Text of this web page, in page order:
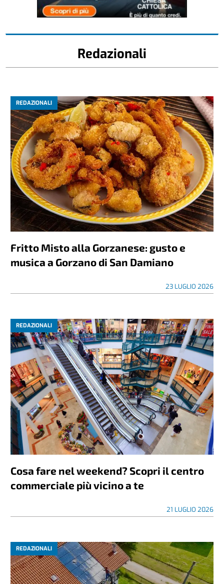
Redazionali
REDAZIONALI
Fritto Misto alla Gorzanese: gusto e
musica a Gorzano di San Damiano
23 LUGLIO 2026
REDAZIONALI
Cosa fare nel weekend? Scopri il centro
commerciale più vicino a te
21 LUGLIO 2026
REDAZIONALI